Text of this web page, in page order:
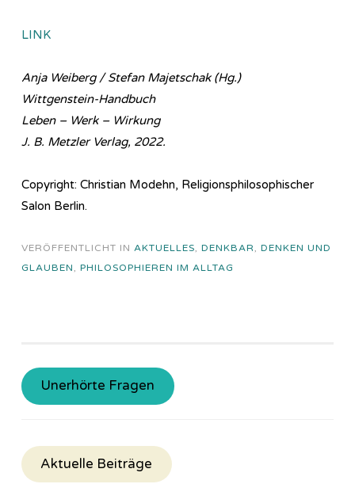
LINK
Anja Weiberg / Stefan Majetschak (Hg.)
Wittgenstein-Handbuch
Leben – Werk – Wirkung
J. B. Metzler Verlag, 2022.
Copyright: Christian Modehn, Religionsphilosophischer
Salon Berlin.
VERÖFFENTLICHT IN AKTUELLES, DENKBAR, DENKEN UND
GLAUBEN, PHILOSOPHIEREN IM ALLTAG
Unerhörte Fragen
Aktuelle Beiträge